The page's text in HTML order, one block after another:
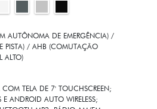
AUTÔNOMA DE EMERGÊNCIA) /
PISTA) / AHB (COMUTAÇÃO
ALTO)
TELA DE 7' TOUCHSCREEN;
E ANDROID AUTO WIRELESS;